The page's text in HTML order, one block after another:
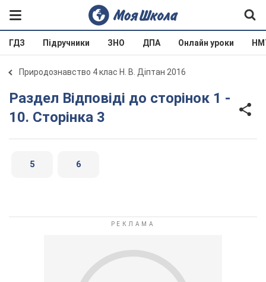
ГДЗ Підручники ЗНО ДПА Онлайн уроки
Природознавство 4 клас Н. В. Діптан 2016
Раздел Відповіді до сторінок 1 -
10. Сторінка 3
5 6